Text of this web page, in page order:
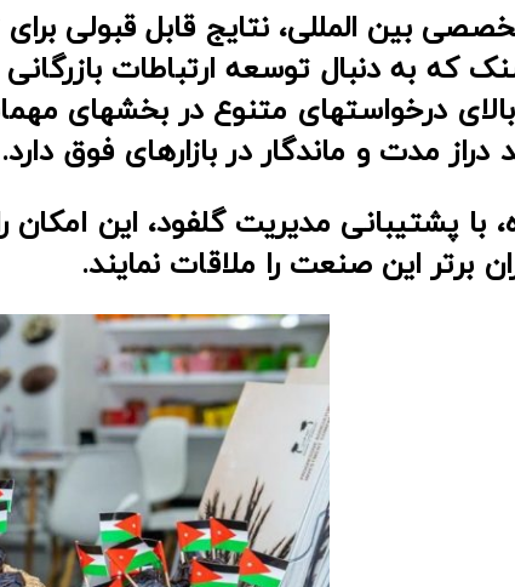
بین المللی، نتایج قابل قبولی
که به دنبال توسعه ارتباطات
درخواستهای متنوع در بخشهای
دراز مدت و ماندگار در بازارهای فوق دارد.
با پشتیبانی مدیریت گلفود، این
برتر این صنعت را ملاقات نمایند.